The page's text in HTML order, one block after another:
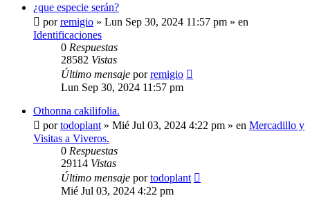
¿que especie serán?
porremigio » Lun Sep 30, 2024 11:57 pm » en
Identificaciones
0 Respuestas
28582 Vistas
Último mensaje porremigio
Lun Sep 30, 2024 11:57 pm
Othonna cakilifolia.
portodoplant » Mié Jul 03, 2024 4:22 pm » en Mercadillo y
Visitas a Viveros.
0 Respuestas
29114 Vistas
Último mensaje portodoplant
Mié Jul 03, 2024 4:22 pm